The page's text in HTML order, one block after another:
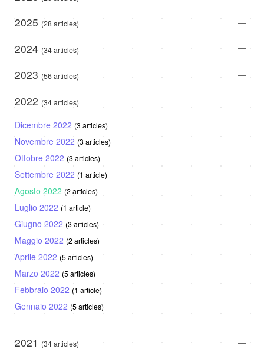
2025 (28 articles)
2024 (34 articles)
2023 (56 articles)
2022 (34 articles)
Dicembre 2022 (3 articles)
Novembre 2022 (3 articles)
Ottobre 2022 (3 articles)
Settembre 2022 (1 article)
Agosto 2022 (2 articles)
Luglio 2022 (1 article)
Giugno 2022 (3 articles)
Maggio 2022 (2 articles)
Aprile 2022 (5 articles)
Marzo 2022 (5 articles)
Febbraio 2022 (1 article)
Gennaio 2022 (5 articles)
2021 (34 articles)